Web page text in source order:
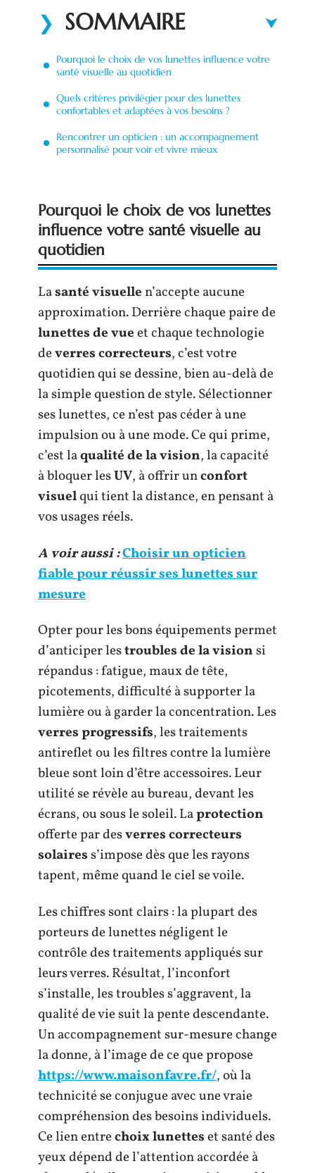
SOMMAIRE
Pourquoi le choix de vos lunettes influence votre
santé visuelle au quotidien
Quels critères privilégier pour des lunettes
confortables et adaptées à vos besoins ?
Rencontrer un opticien : un accompagnement
personnalisé pour voir et vivre mieux
Pourquoi le choix de vos lunettes
influence votre santé visuelle au
quotidien
Lasanté visuellen’accepte aucune
approximation. Derrière chaque paire de
lunettes de vueet chaque technologie
deverres correcteurs, c’est votre
quotidien qui se dessine, bien au-delà de
la simple question de style. Sélectionner
ses lunettes, ce n’est pas céder à une
impulsion ou à une mode. Ce qui prime,
c’est laqualité de la vision, la capacité
à bloquer lesUV, à offrir unconfort
visuelqui tient la distance, en pensant à
vos usages réels.
A voir aussi :Choisir un opticien
fiable pour réussir ses lunettes sur
mesure
Opter pour les bons équipements permet
d’anticiper lestroubles de la visionsi
répandus : fatigue, maux de tête,
picotements, difficulté à supporter la
lumière ou à garder la concentration. Les
verres progressifs, les traitements
antireflet ou les filtres contre la lumière
bleue sont loin d’être accessoires. Leur
utilité se révèle au bureau, devant les
écrans, ou sous le soleil. Laprotection
offerte par desverres correcteurs
solairess’impose dès que les rayons
tapent, même quand le ciel se voile.
Les chiffres sont clairs : la plupart des
porteurs de lunettes négligent le
contrôle des traitements appliqués sur
leurs verres. Résultat, l’inconfort
s’installe, les troubles s’aggravent, la
qualité de vie suit la pente descendante.
Un accompagnement sur-mesure change
la donne, à l’image de ce que propose
https://www.maisonfavre.fr/, où la
technicité se conjugue avec une vraie
compréhension des besoins individuels.
Ce lien entrechoix lunetteset santé des
yeux dépend de l’attention accordée à